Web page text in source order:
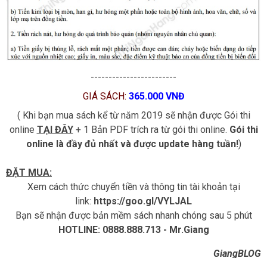
------------------------
GIÁ SÁCH: 365.000 VNĐ
( Khi bạn mua sách kể từ năm 2019 sẽ nhận được Gói thi
online TẠI ĐÂY+ 1 Bản PDF trích ra từ gói thi online. Gói thi
online là đầy đủ nhất và được update hàng tuần!)
ĐẶT MUA:
Xem cách thức chuyển tiền và thông tin tài khoản tại
link: https://goo.gl/VYLJAL
Bạn sẽ nhận được bản mềm sách nhanh chóng sau 5 phút
HOTLINE: 0888.888.713 - Mr.Giang
GiangBLOG